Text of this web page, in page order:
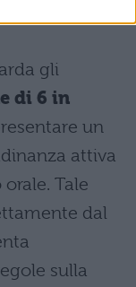
gli
di 6 in
un
attiva
Tale
dal
sulla